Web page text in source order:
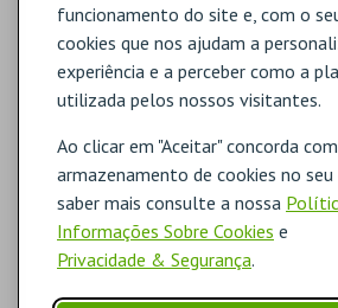
funcionamento do site e, com o
cookies que nos ajudam a
experiência e a perceber como a
utilizada pelos nossos visitantes.
Ao clicar em "Aceitar" concorda
armazenamento de cookies no seu
saber mais consulte a nossa
Informações Sobre Cookies e
Privacidade & Segurança.